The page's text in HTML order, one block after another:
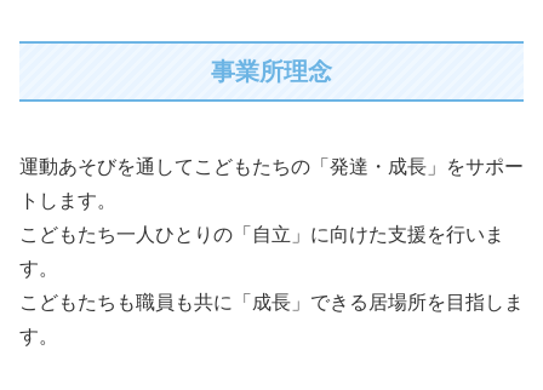
事業所理念
運動あそびを通してこどもたちの「発達・成長」をサポー
トします。
こどもたち一人ひとりの「自立」に向けた支援を行いま
す。
こどもたちも職員も共に「成長」できる居場所を目指しま
す。